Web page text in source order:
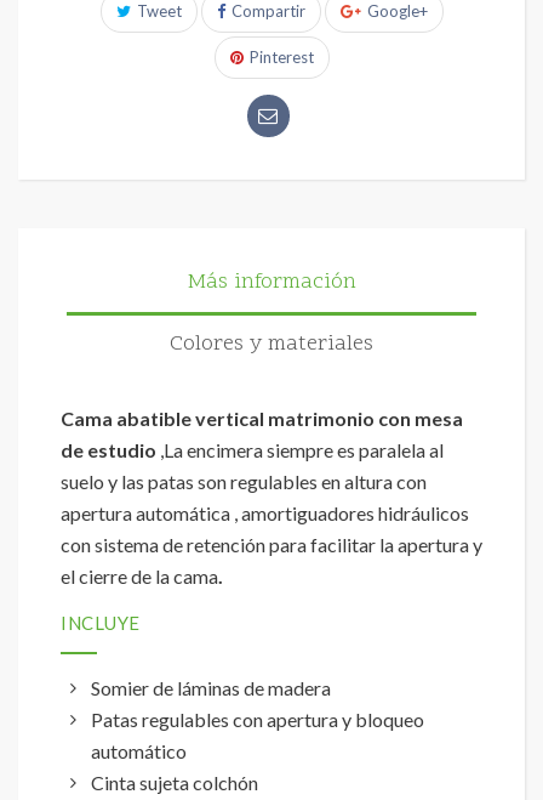
Tweet Compartir Google+
Pinterest
Más información
Colores y materiales
Cama abatible vertical matrimonio con mesa
de estudio ,La encimera siempre es paralela al
suelo y las patas son regulables en altura con
apertura automática , amortiguadores hidráulicos
con sistema de retención para facilitar la apertura y
el cierre de la cama.
INCLUYE
Somier de láminas de madera
Patas regulables con apertura y bloqueo
automático
Cinta sujeta colchón